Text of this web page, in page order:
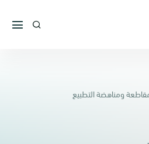
ومناهضة التطبيع